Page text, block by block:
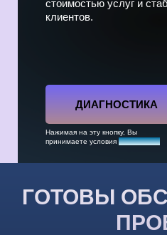
стоимостью услуг и
клиентов.
Нажимая на эту кнопку, Вы
принимаете условия соглашения
ДИАГНОСТИКА
ГОТОВЫ